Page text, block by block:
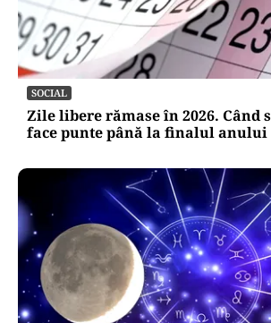
SOCIAL
Zile libere rămase în 2026. Când
face punte până la finalul anului